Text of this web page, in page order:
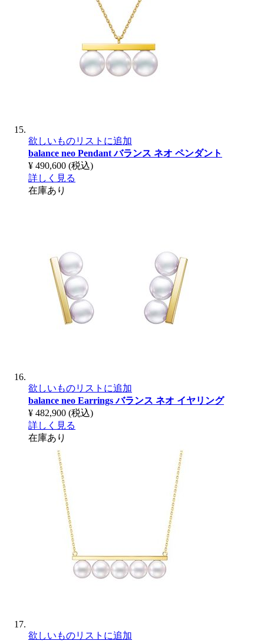
欲しいものリストに追加
balance neo Pendantバランス ネオ ペンダント
¥ 490,600 (税込)
詳しく見る
在庫あり
欲しいものリストに追加
balance neo Earringsバランス ネオ イヤリング
¥ 482,900 (税込)
詳しく見る
在庫あり
欲しいものリストに追加